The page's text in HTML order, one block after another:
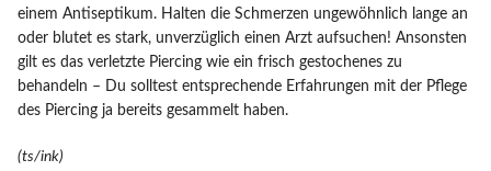
einem Antiseptikum. Halten die Schmerzen ungewöhnlich lange an
oder blutet es stark, unverzüglich einen Arzt aufsuchen! Ansonsten
gilt es das verletzte Piercing wie ein frisch gestochenes zu
behandeln – Du solltest entsprechende Erfahrungen mit der Pflege
des Piercing ja bereits gesammelt haben.
(ts/ink)